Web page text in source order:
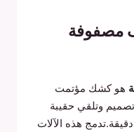
مصفوفة
هو كشك مؤتمت
تصميم وتلقي حقيبة
هذه الآلات